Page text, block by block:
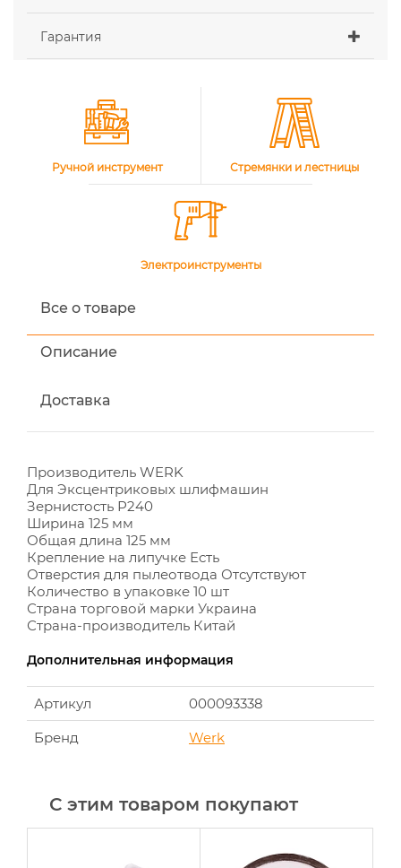
Гарантия
Ручной инструмент Стремянки и лестницы
Электроинструменты
Все о товаре
Описание
Доставка
Производитель WERK
Для Эксцентриковых шлифмашин
Зернистость Р240
Ширина 125 мм
Общая длина 125 мм
Крепление на липучке Есть
Отверстия для пылеотвода Отсутствуют
Количество в упаковке 10 шт
Страна торговой марки Украина
Страна-производитель Китай
Дополнительная информация
Артикул
000093338
Бренд
Werk
С этим товаром покупают